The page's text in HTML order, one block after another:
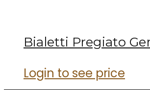
Bialetti Pregiato
Login to see price